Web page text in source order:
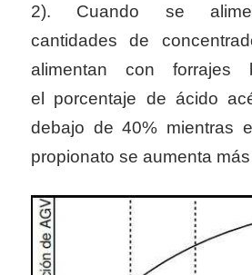
2). Cuando se
cantidades de
alimentan con forrajes
el porcentaje de ácido
debajo de 40% mientras
propionato se aumenta